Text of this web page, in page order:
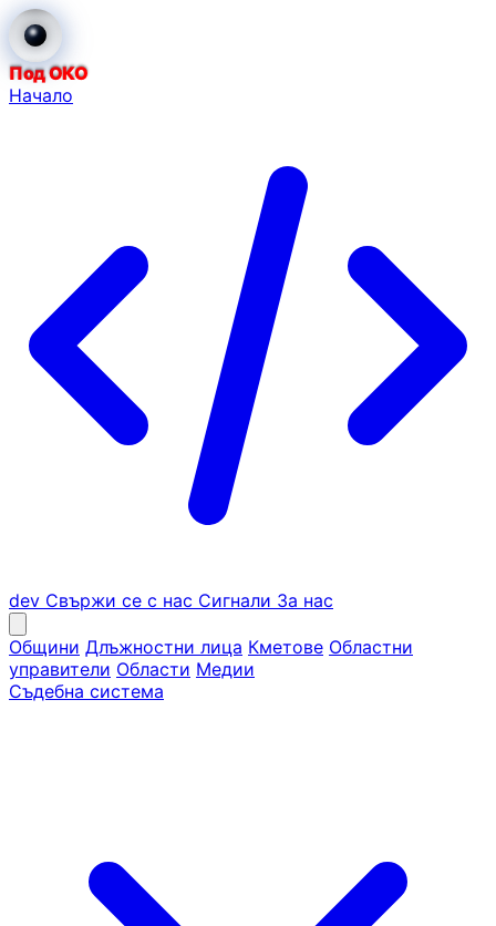
Под ОКО
Начало
dev Свържи се с нас Сигнали За нас
Общини Длъжностни лица Кметове Областни
управители Области Медии
Съдебна система